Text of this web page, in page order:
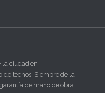
la ciudad en
techos. Siempre de la
de mano de obra.